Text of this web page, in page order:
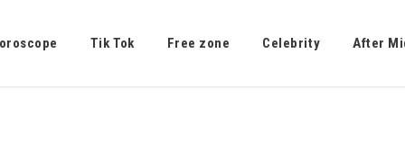
Tik Tok Free zone Celebrity After